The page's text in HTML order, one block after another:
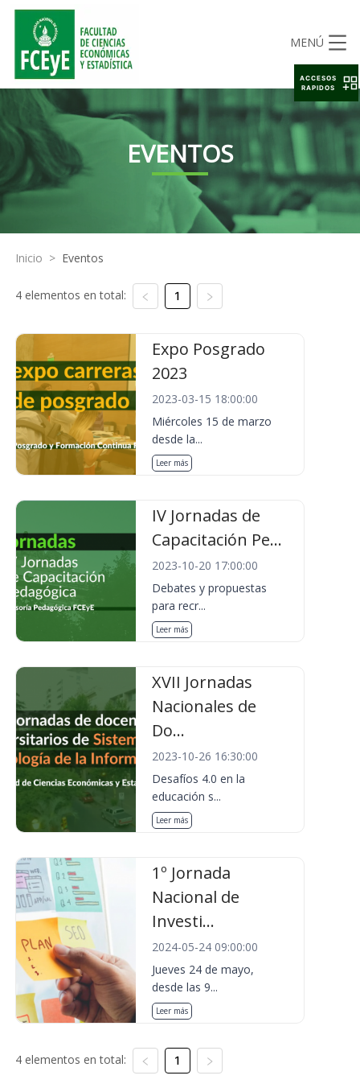
MENÚ
EVENTOS
Inicio > Eventos
4 elementos en total: 1
Expo Posgrado
2023
2023-03-15 18:00:00
Miércoles 15 de marzo
desde la...
Leer más
IV Jornadas de
Capacitación Pe...
2023-10-20 17:00:00
Debates y propuestas
para recr...
Leer más
XVII Jornadas
Nacionales de
Do...
2023-10-26 16:30:00
Desafíos 4.0 en la
educación s...
Leer más
1º Jornada
Nacional de
Investi...
2024-05-24 09:00:00
Jueves 24 de mayo,
desde las 9...
Leer más
4 elementos en total: 1
ACCESOS
RAPIDOS